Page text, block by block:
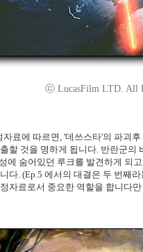
ⓒ LucasFilm LTD. All
료에 따르면, '데쓰스타'의 파괴
할 것을 명하게 됩니다. 반란군의
에 숨어있던 루크를 발견하게 되
다. (Ep.5 에서의 대결은 두 번째
자료로서 중요한 역할을 합니다